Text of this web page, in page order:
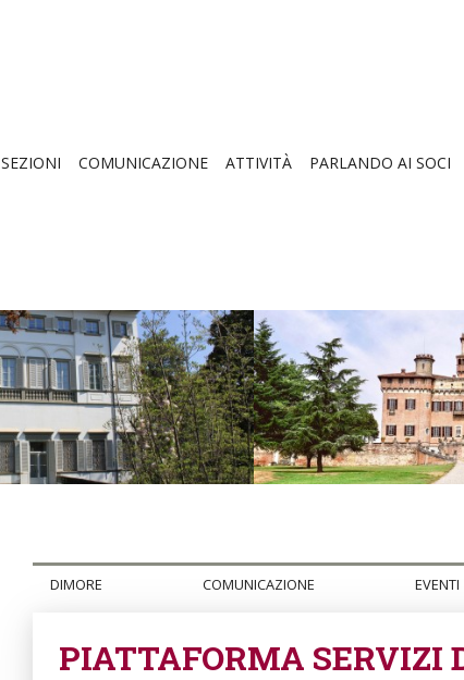
SEZIONI COMUNICAZIONE ATTIVITÀ PARLANDO AI SOCI
DIMORE COMUNICAZIONE EVENTI
PIATTAFORMA SERVIZI